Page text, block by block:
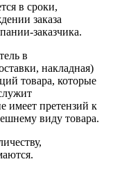
в сроки,
заказа
заказчика.
в
накладная)
товара, которые
имеет претензий к
виду товара.